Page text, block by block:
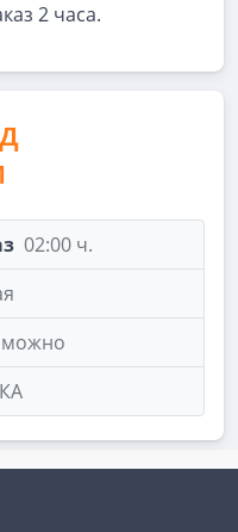
2 часа.
02:00 ч.
можно